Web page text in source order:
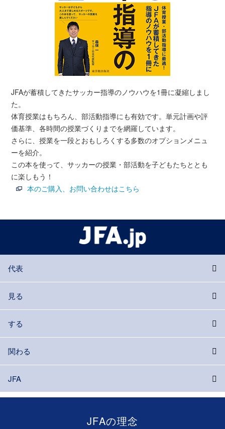
JFAが蓄積してきたサッカー指導のノウハウを1冊に凝縮しまし
た。
体育授業はもちろん、部活動指導にも有効です。単元計画や評
価基準、各時間の授業づくりまでを網羅しています。
さらに、授業を一段とおもしろくする多数のオプションメニュ
ーを紹介。
この本を使って、サッカーの授業・部活動を子どもたちととも
に楽しもう！
本のご購入、お問い合わせはこちら
代表
見る
する
関わる
JFA
JFAの理念